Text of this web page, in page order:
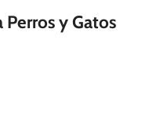
Perros y Gatos